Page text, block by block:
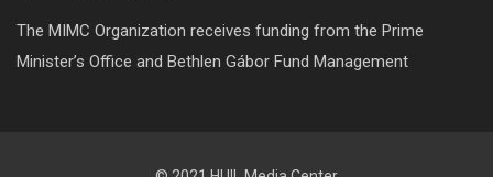
The MIMC Organization receives funding from the Prime
Minister’s Office and Bethlen Gábor Fund Management